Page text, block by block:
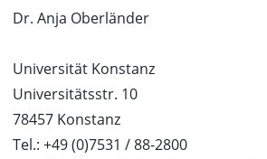
Dr. Anja Oberländer
Universität Konstanz
Universitätsstr. 10
78457 Konstanz
Tel.: +49 (0)7531 / 88-2800